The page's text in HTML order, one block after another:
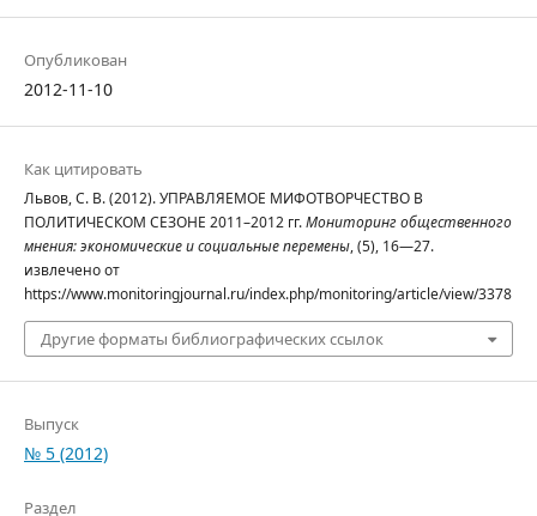
Опубликован
2012-11-10
Как цитировать
Львов, С. В. (2012). УПРАВЛЯЕМОЕ МИФОТВОРЧЕСТВО В
ПОЛИТИЧЕСКОМ СЕЗОНЕ 2011–2012 гг.Мониторинг общественного
мнения: экономические и социальные перемены, (5), 16—27.
извлечено от
https://www.monitoringjournal.ru/index.php/monitoring/article/view/3378
Другие форматы библиографических ссылок
Выпуск
№ 5 (2012)
Раздел